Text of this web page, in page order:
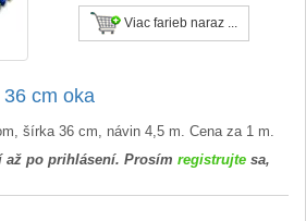
Viac farieb naraz ...
cm oka
šírka 36 cm, návin 4,5 m. Cena za 1 m.
až po prihlásení. Prosím registrujte sa,